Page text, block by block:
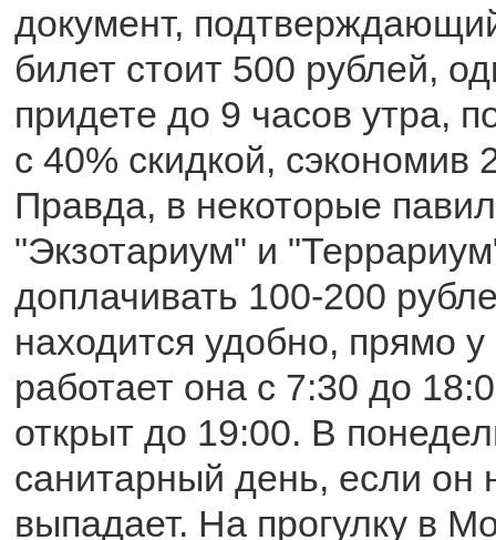
документ,
билет стоит 500 рублей,
придете до 9 часов утра,
с 40% скидкой, сэкономив
Правда, в некоторые
"Экзотариум" и
доплачивать 100-200
находится удобно, прямо у
работает она с 7:30 до
открыт до 19:00. В
санитарный день, если он
выпадает. На прогулку в